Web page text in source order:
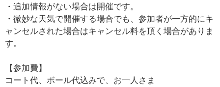
・追加情報がない場合は開催です。
・微妙な天気で開催する場合でも、参加者が一方的にキ
ャンセルされた場合はキャンセル料を頂く場合がありま
す。
【参加費】
コート代、ボール代込みで、お一人さま